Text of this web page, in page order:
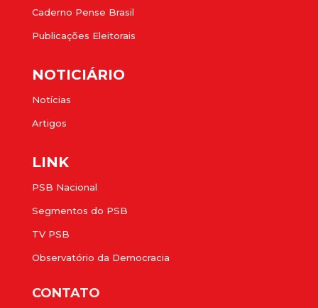
Caderno Pense Brasil
Publicações Eleitorais
NOTICIÁRIO
Notícias
Artigos
LINK
PSB Nacional
Segmentos do PSB
TV PSB
Observatório da Democracia
CONTATO